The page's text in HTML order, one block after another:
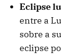
Eclipse
entre a
sobre a
eclipse